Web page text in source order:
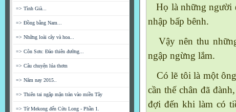
=> Tình Già...
=> Đồng bằng Nam...
=> Những loài cây và hoa...
=> Côn Sơn: Đảo thiên đường...
=> Câu chuyện lúa thơm
=> Năm nay 2015..
=> Thiên tai ngập mặn tràn vào miền Tây
=> Từ Mekong đến Cửu Long - Phần 1.
Họ là những người
nhập bấp bênh.
Vậy nên thu
ngập ngừng lắm.
Có lẽ tôi là một
cần thế chân đã
đợi đến khi làm có